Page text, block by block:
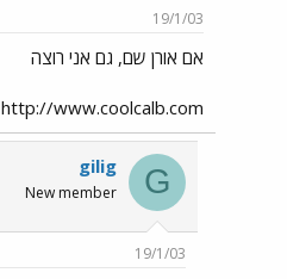
19/1/03
אם אורן שם, גם אני רוצה
http://www.coolcalb.com
G
gilig
New member
19/1/03